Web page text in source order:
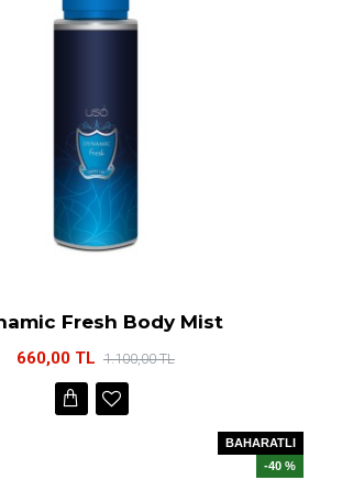
Fresh Body Mist
660,00 TL 1.100,00 TL
BAHARATLI
-40 %